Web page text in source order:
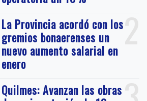
2
La Provincia acordó con los
gremios bonaerenses un
nuevo aumento salarial en
enero
Quilmes: Avanzan las obras